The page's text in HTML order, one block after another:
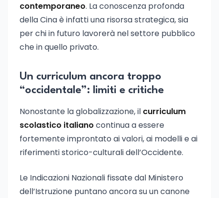
contemporaneo. La conoscenza profonda
della Cina è infatti una risorsa strategica, sia
per chi in futuro lavorerà nel settore pubblico
che in quello privato.
Un curriculum ancora troppo
“occidentale”: limiti e critiche
Nonostante la globalizzazione, il curriculum
scolastico italiano continua a essere
fortemente improntato ai valori, ai modelli e ai
riferimenti storico-culturali dell’Occidente.
Le Indicazioni Nazionali fissate dal Ministero
dell’Istruzione puntano ancora su un canone